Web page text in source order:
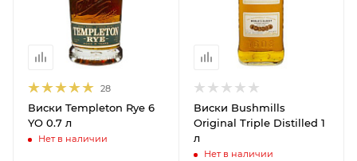
28
Виски Templeton Rye 6
YO 0.7 л
Нет в наличии
Виски Bushmills
Original Triple Distilled 1
л
Нет в наличии